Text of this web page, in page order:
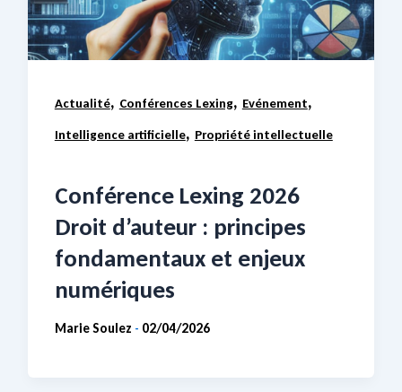
Actualité, Conférences Lexing, Evénement,
Intelligence artificielle, Propriété intellectuelle
Conférence Lexing 2026
Droit d’auteur : principes
fondamentaux et enjeux
numériques
Marie Soulez - 02/04/2026